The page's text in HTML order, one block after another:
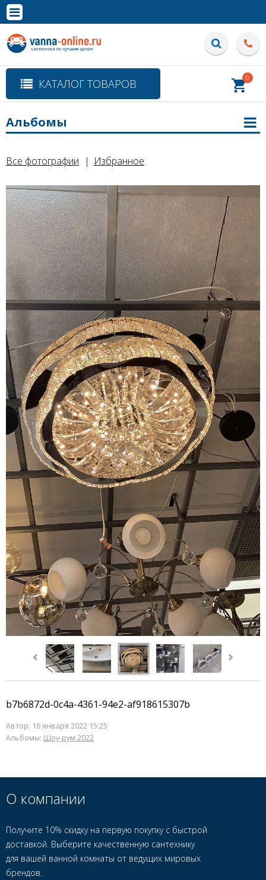
Полная версия сайта
КАТАЛОГ ТОВАРОВ 0
Все фотографии Избранное
b7b6872d-0c4a-4361-94e2-af918615307b
Автор: 16 января 2022 15:25
Альбомы: Шоу-рум 2022
Альбомы
О компании
Получите 10% скидку на первую покупку с быстрой
доставкой. Выберите качественную сантехнику
для вашей ванной комнаты от ведущих мировых
брендов.